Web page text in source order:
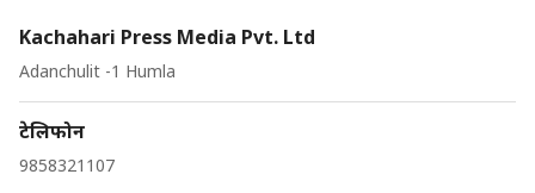
Kachahari Press Media Pvt. Ltd
Adanchulit -1 Humla
टेलिफोन
9858321107